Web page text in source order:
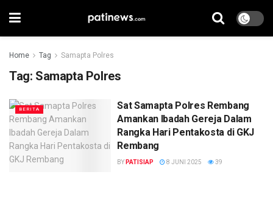
Home Tag Samapta Polres
Tag: Samapta Polres
BERITA
Sat Samapta Polres Rembang
Amankan Ibadah Gereja Dalam
Rangka Hari Pentakosta di GKJ
Rembang
BY PATISIAP 8 JUNI 2025 39